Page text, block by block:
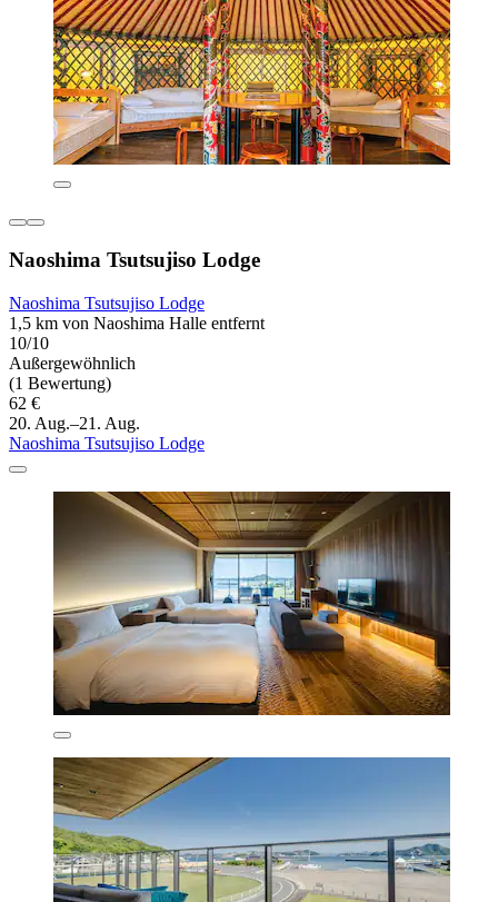
Naoshima Tsutsujiso Lodge
Naoshima Tsutsujiso Lodge
1,5 km von Naoshima Halle entfernt
10/10
Außergewöhnlich
(1 Bewertung)
62 €
20. Aug.–21. Aug.
Naoshima Tsutsujiso Lodge